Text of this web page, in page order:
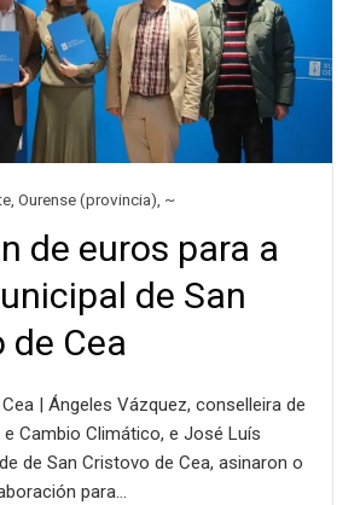
,Ourense (provincia) ~
de euros para a
de San
de Cea
| Ángeles Vázquez, conselleira de
Cambio Climático, e José Luís
de San Cristovo de Cea, asinaron o
para…